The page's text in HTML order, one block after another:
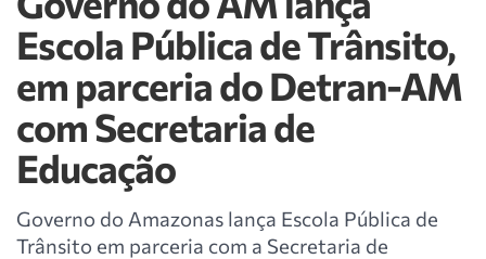
Escola Pública de Trânsito,
em parceria do Detran-AM
com Secretaria de
Educação
Governo do Amazonas lança Escola Pública de
Trânsito em parceria com a Secretaria de